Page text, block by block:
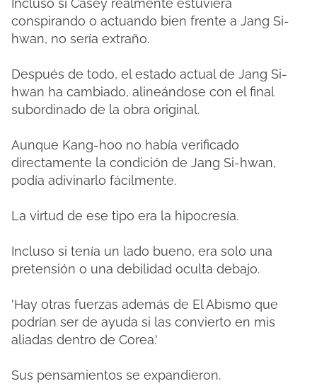
Incluso si Casey realmente estuviera
conspirando o actuando bien frente a Jang Si-
hwan, no sería extraño.
Después de todo, el estado actual de Jang Si-
hwan ha cambiado, alineándose con el final
subordinado de la obra original.
Aunque Kang-hoo no había verificado
directamente la condición de Jang Si-hwan,
podía adivinarlo fácilmente.
La virtud de ese tipo era la hipocresía.
Incluso si tenía un lado bueno, era solo una
pretensión o una debilidad oculta debajo.
'Hay otras fuerzas además de El Abismo que
podrían ser de ayuda si las convierto en mis
aliadas dentro de Corea.'
Sus pensamientos se expandieron.